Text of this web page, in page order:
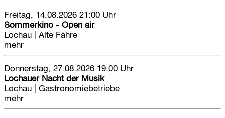
Freitag, 14.08.2026 21:00 Uhr
Sommerkino - Open air
Lochau
Alte Fähre
mehr
Donnerstag, 27.08.2026 19:00 Uhr
Lochauer Nacht der Musik
Lochau
Gastronomiebetriebe
mehr